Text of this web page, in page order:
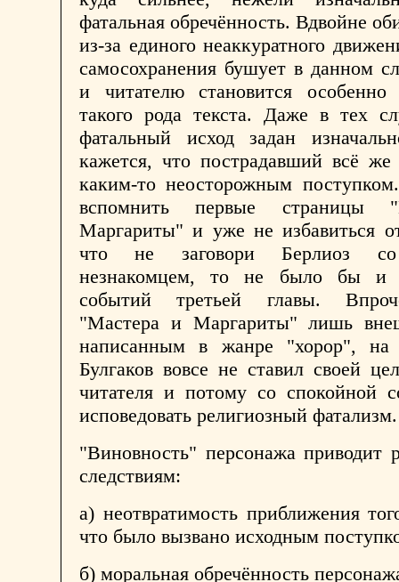
фатальная обречённость. Вдвойне
из-за единого неаккуратного
самосохранения бушует в данном
и читателю становится
такого рода текста. Даже в тех
фатальный исход задан
кажется, что пострадавший всё же
каким-то неосторожным
вспомнить первые страницы
Маргариты" и уже не избавиться
что не заговори Берлиоз
незнакомцем, то не было бы и
событий третьей главы.
"Мастера и Маргариты" лишь
написанным в жанре "хорор", на
Булгаков вовсе не ставил своей
читателя и потому со спокойной
исповедовать религиозный фатализм.
"Виновность" персонажа приводит
следствиям:
а) неотвратимость приближения
что было вызвано исходным
б) моральная обречённость